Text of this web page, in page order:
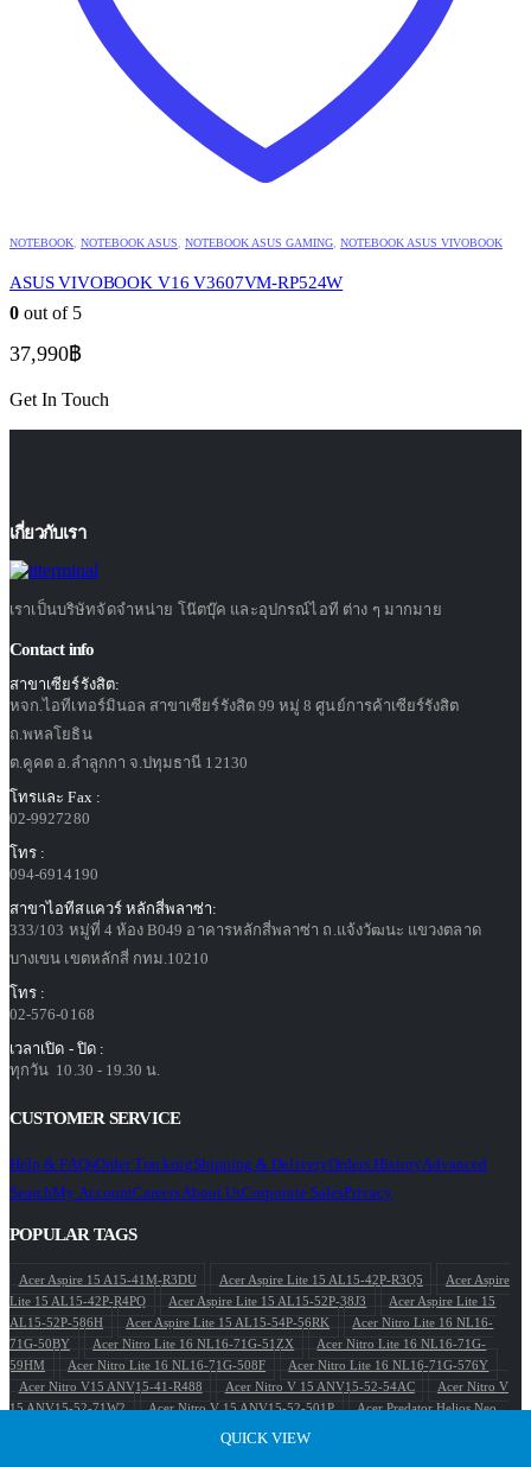
QUICK VIEW
QUICK VIEW
QUICK VIEW
QUICK VIEW
QUICK VIEW
NOTEBOOK NOTEBOOK ASUS NOTEBOOK ASUS GAMING NOTEBOOK ASUS VIVOBOOK
ASUS VIVOBOOK V16 V3607VM-RP524W
0 out of 5
37,990฿
Get In Touch
เกี่ยวกับเรา
เราเป็นบริษัทจัดจำหน่าย โน๊ตบุ๊ค และอุปกรณ์ไอที ต่าง ๆ มากมาย
Contact info
สาขาเซียร์รังสิต:
หจก.ไอทีเทอร์มินอล สาขาเซียร์รังสิต 99 หมู่ 8 ศูนย์การค้าเซียร์รังสิต
ถ.พหลโยธิน
ต.คูคต อ.ลำลูกกา จ.ปทุมธานี 12130
โทรและ Fax :
02-9927280
โทร :
094-6914190
สาขาไอทีสแควร์ หลักสี่พลาซ่า:
333/103 หมู่ที่ 4 ห้อง B049 อาคารหลักสี่พลาซ่า ถ.แจ้งวัฒนะ แขวงตลาด
บางเขน เขตหลักสี่ กทม.10210
โทร :
02-576-0168
เวลาเปิด - ปิด :
ทุกวัน 10.30 - 19.30 น.
CUSTOMER SERVICE
Help & FAQsOrder TrackingShipping & DeliveryOrders HistoryAdvanced
SearchMy AccountCareersAbout UsCorporate SalesPrivacy
POPULAR TAGS
Acer Aspire 15 A15-41M-R3DU Acer Aspire Lite 15 AL15-42P-R3Q5
Acer Aspire
Lite 15 AL15-42P-R4PQ
Acer Aspire Lite 15 AL15-52P-38J3
Acer Aspire Lite 15
AL15-52P-586H
Acer Aspire Lite 15 AL15-54P-56RK
Acer Nitro Lite 16 NL16-
71G-50BY
Acer Nitro Lite 16 NL16-71G-51ZX
Acer Nitro Lite 16 NL16-71G-
59HM
Acer Nitro Lite 16 NL16-71G-508F
Acer Nitro Lite 16 NL16-71G-576Y
Acer Nitro V15 ANV15-41-R488
Acer Nitro V 15 ANV15-52-54AC
Acer Nitro V
15 ANV15-52-71W2
Acer Nitro V 15 ANV15-52-501P
Acer Predator Helios Neo
Acer Swift Go 14 SFG14-73-71ZY